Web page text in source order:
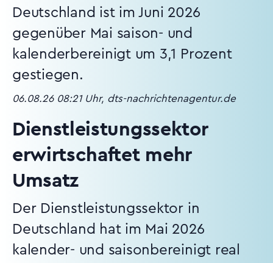
Deutschland ist im Juni 2026
gegenüber Mai saison- und
kalenderbereinigt um 3,1 Prozent
gestiegen.
06.08.26 08:21 Uhr, dts-nachrichtenagentur.de
Dienstleistungssektor
erwirtschaftet mehr
Umsatz
Der Dienstleistungssektor in
Deutschland hat im Mai 2026
kalender- und saisonbereinigt real